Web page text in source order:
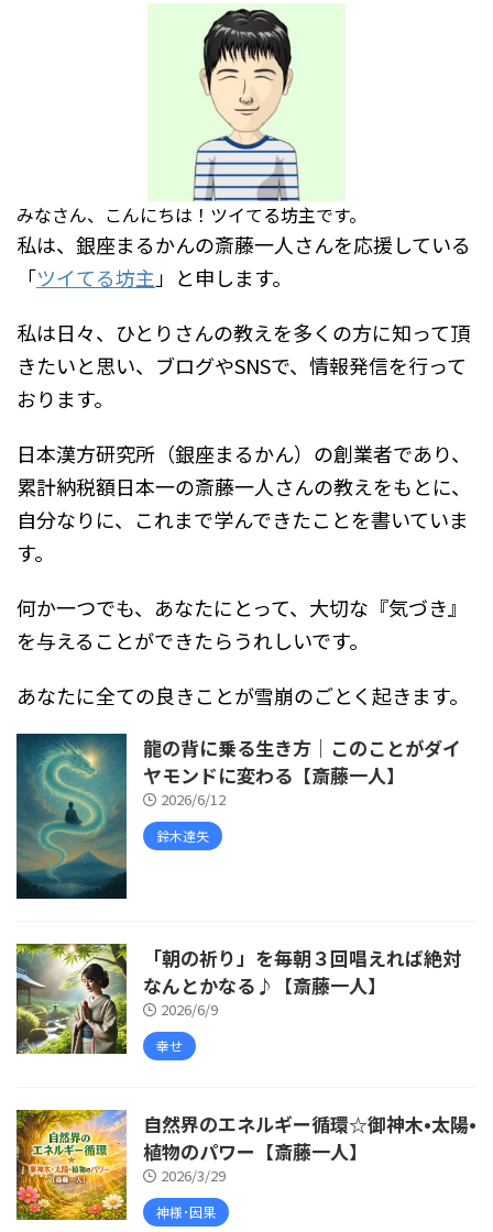
みなさん、こんにちは！ツイてる坊主です。
私は、銀座まるかんの斎藤一人さんを応援している
「ツイてる坊主 」と申します。
私は日々、ひとりさんの教えを多くの方に知って頂
きたいと思い、ブログやSNSで、情報発信を行って
おります。
日本漢方研究所（銀座まるかん）の創業者であり、
累計納税額日本一の斎藤一人さんの教えをもとに、
自分なりに、これまで学んできたことを書いていま
す。
何か一つでも、あなたにとって、大切な『気づき』
を与えることができたらうれしいです。
あなたに全ての良きことが雪崩のごとく起きます。
龍の背に乗る生き方｜このことがダイ
ヤモンドに変わる【斎藤一人】
2026/6/12
鈴木達矢
「朝の祈り」を毎朝３回唱えれば絶対
なんとかなる♪【斎藤一人】
2026/6/9
幸せ
自然界のエネルギー循環☆御神木•太陽•
植物のパワー【斎藤一人】
2026/3/29
神様･因果